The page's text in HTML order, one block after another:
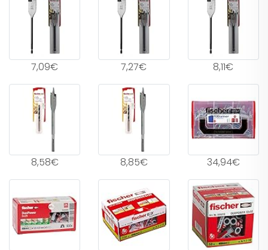
7,09€ 7,27€ 8,11€
8,58€ 8,85€ 34,94€